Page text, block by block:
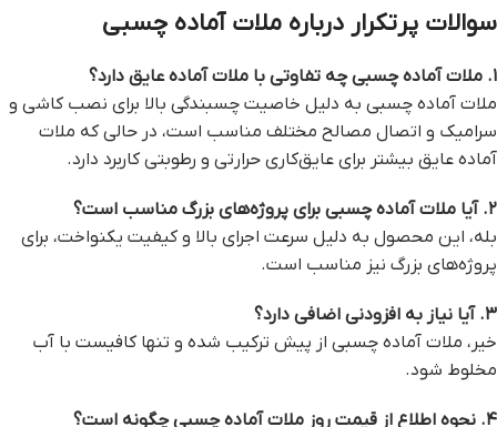
سوالات پرتکرار درباره ملات آماده چسبی
۱. ملات آماده چسبی چه تفاوتی با ملات آماده عایق دارد؟
ملات آماده چسبی به دلیل خاصیت چسبندگی بالا برای نصب کاشی و
سرامیک و اتصال مصالح مختلف مناسب است، در حالی که ملات
آماده عایق بیشتر برای عایق‌کاری حرارتی و رطوبتی کاربرد دارد.
۲. آیا ملات آماده چسبی برای پروژه‌های بزرگ مناسب است؟
بله، این محصول به دلیل سرعت اجرای بالا و کیفیت یکنواخت، برای
پروژه‌های بزرگ نیز مناسب است.
۳. آیا نیاز به افزودنی اضافی دارد؟
خیر، ملات آماده چسبی از پیش ترکیب شده و تنها کافیست با آب
مخلوط شود.
۴. نحوه اطلاع از قیمت روز ملات آماده چسبی چگونه است؟